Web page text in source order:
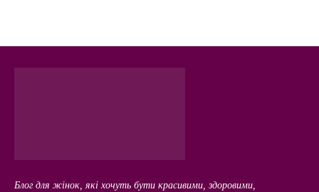
Блог для жінок, які хочуть бути красивими, здоровими,